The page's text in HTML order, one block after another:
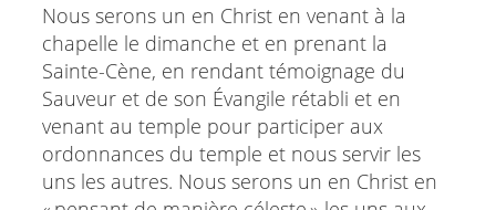
Nous serons un en Christ en venant à la
chapelle le dimanche et en prenant la
Sainte-Cène, en rendant témoignage du
Sauveur et de son Évangile rétabli et en
venant au temple pour participer aux
ordonnances du temple et nous servir les
uns les autres. Nous serons un en Christ en